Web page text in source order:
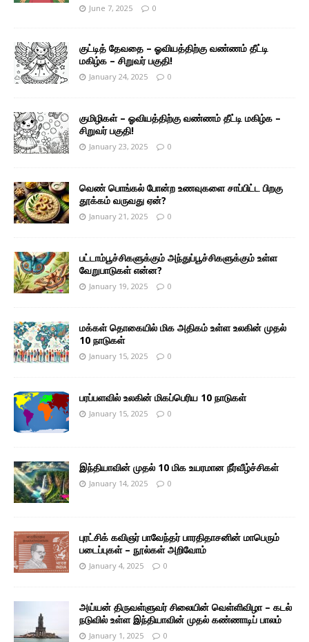
June 7, 2025 0
குட்டித் தேவதை – ஓவியத்திற்கு வண்ணம் தீட்டி
மகிழ்க – சிறுவர் பகுதி!
January 24, 2025 0
குமிழிகள் – ஓவியத்திற்கு வண்ணம் தீட்டி மகிழ்க –
சிறுவர் பகுதி!
January 23, 2025 0
வெண் பொங்கல் போன்ற உணவுகளை சாப்பிட்ட பிறகு
தூக்கம் வருவது ஏன்?
January 21, 2025 0
பட்டாம்பூச்சிகளுக்கும் அந்துப்பூச்சிகளுக்கும் உள்ள
வேறுபாடுகள் என்ன?
January 19, 2025 0
மக்கள் தொகையில் மிக அதிகம் உள்ள உலகின் முதல்
10 நாடுகள்
January 15, 2025 0
பரப்பளவில் உலகின் மிகப்பெரிய 10 நாடுகள்
January 15, 2025 0
இந்தியாவின் முதல் 10 மிக உயரமான நீர்வீழ்ச்சிகள்
January 14, 2025 0
புரட்சிக் கவிஞர் பாவேந்தர் பாரதிதாசனின் மாபெரும்
படைப்புகள் – நூல்கள் அறிவோம்
January 4, 2025 0
அய்யன் திருவள்ளுவர் சிலையின் வெள்ளிவிழா – கடல்
நடுவில் உள்ள இந்தியாவின் முதல் கண்ணாடிப் பாலம்
January 1, 2025 0